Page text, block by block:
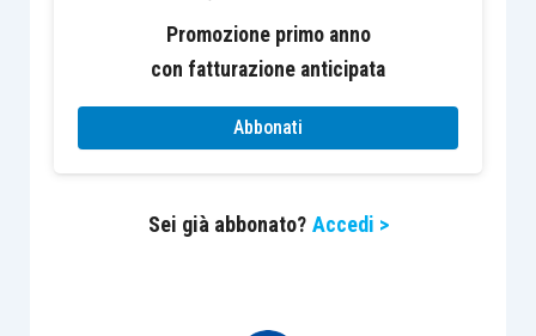
Promozione primo anno
con fatturazione anticipata
Abbonati
Sei già abbonato? Accedi >